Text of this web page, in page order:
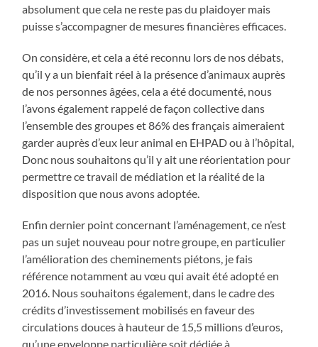
absolument que cela ne reste pas du plaidoyer mais
puisse s’accompagner de mesures financières efficaces.
On considère, et cela a été reconnu lors de nos débats,
qu’il y a un bienfait réel à la présence d’animaux auprès
de nos personnes âgées, cela a été documenté, nous
l’avons également rappelé de façon collective dans
l’ensemble des groupes et 86% des français aimeraient
garder auprès d’eux leur animal en EHPAD ou à l’hôpital,
Donc nous souhaitons qu’il y ait une réorientation pour
permettre ce travail de médiation et la réalité de la
disposition que nous avons adoptée.
Enfin dernier point concernant l’aménagement, ce n’est
pas un sujet nouveau pour notre groupe, en particulier
l’amélioration des cheminements piétons, je fais
référence notamment au vœu qui avait été adopté en
2016. Nous souhaitons également, dans le cadre des
crédits d’investissement mobilisés en faveur des
circulations douces à hauteur de 15,5 millions d’euros,
qu’une enveloppe particulière soit dédiée à